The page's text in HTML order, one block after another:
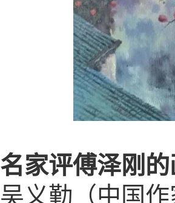
名家评傅泽刚
吴义勤（中国